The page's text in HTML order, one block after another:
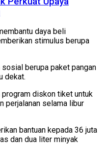
daya beli
stimulus berupa
sosial berupa paket pangan
dekat.
program diskon tiket untuk
perjalanan selama libur
bantuan kepada 36 juta
dan dua liter minyak